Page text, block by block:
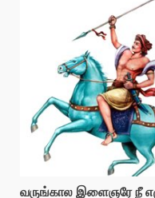
வருங்கால இளைஞரே நீ